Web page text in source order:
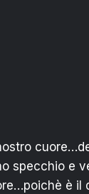
specchio e
è